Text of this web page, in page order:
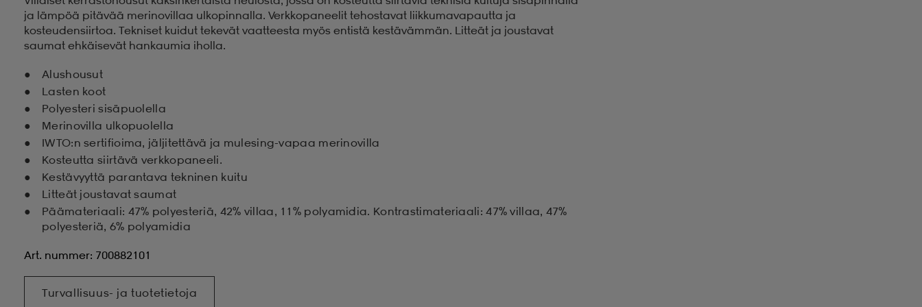
ja lämpöä pitävää merinovillaa ulkopinnalla. Verkkopaneelit tehostavat liikkumavapautta ja
kosteudensiirtoa. Tekniset kuidut tekevät vaatteesta myös entistä kestävämmän. Litteät ja joustavat
saumat ehkäisevät hankaumia iholla.
Alushousut
Lasten koot
Polyesteri sisäpuolella
Merinovilla ulkopuolella
IWTO:n sertifioima, jäljitettävä ja mulesing-vapaa merinovilla
Kosteutta siirtävä verkkopaneeli.
Kestävyyttä parantava tekninen kuitu
Litteät joustavat saumat
Päämateriaali: 47% polyesteriä, 42% villaa, 11% polyamidia. Kontrastimateriaali: 47% villaa, 47%
polyesteriä, 6% polyamidia
Art. nummer: 700882101
Turvallisuus- ja tuotetietoja